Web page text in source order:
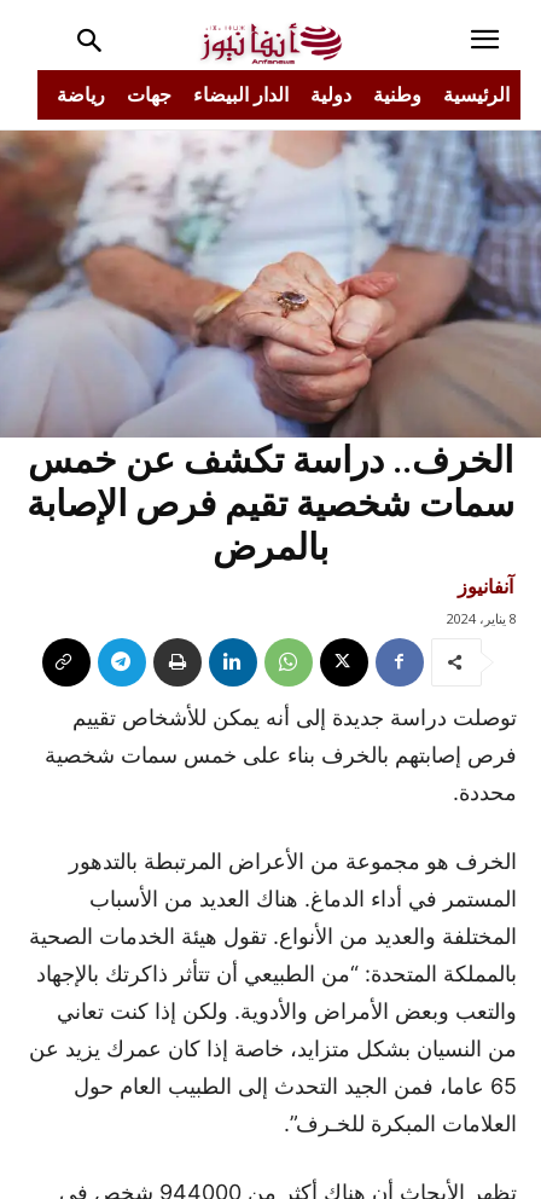
الرئيسية وطنية دولية الدار البيضاء جهات رياضة
الخرف.. دراسة تكشف عن خمس
سمات شخصية تقيم فرص الإصابة
بالمرض
آنفانيوز
8 يناير، 2024
توصلت دراسة جديدة إلى أنه يمكن للأشخاص تقييم
فرص إصابتهم بالخرف بناء على خمس سمات شخصية
محددة.
الخرف هو مجموعة من الأعراض المرتبطة بالتدهور
المستمر في أداء الدماغ. هناك العديد من الأسباب
المختلفة والعديد من الأنواع. تقول هيئة الخدمات الصحية
بالمملكة المتحدة: “من الطبيعي أن تتأثر ذاكرتك بالإجهاد
والتعب وبعض الأمراض والأدوية. ولكن إذا كنت تعاني
من النسيان بشكل متزايد، خاصة إذا كان عمرك يزيد عن
65 عاما، فمن الجيد التحدث إلى الطبيب العام حول
العلامات المبكرة للخـرف”.
تظهر الأبحاث أن هناك أكثر من 944000 شخص في